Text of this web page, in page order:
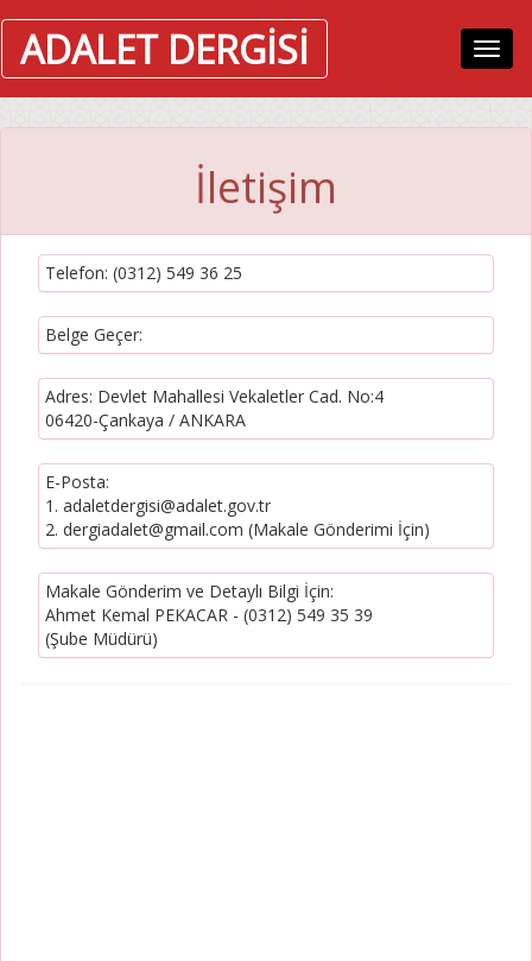
ADALET DERGİSİ Menü
İletişim
Telefon: (0312) 549 36 25
Belge Geçer:
Adres: Devlet Mahallesi Vekaletler Cad. No:4
06420-Çankaya / ANKARA
E-Posta:
1. adaletdergisi@adalet.gov.tr
2. dergiadalet@gmail.com (Makale Gönderimi İçin)
Makale Gönderim ve Detaylı Bilgi İçin:
Ahmet Kemal PEKACAR - (0312) 549 35 39
(Şube Müdürü)